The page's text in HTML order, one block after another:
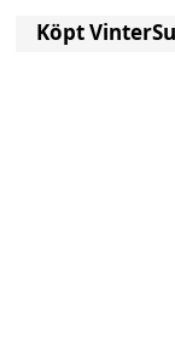
Köpt